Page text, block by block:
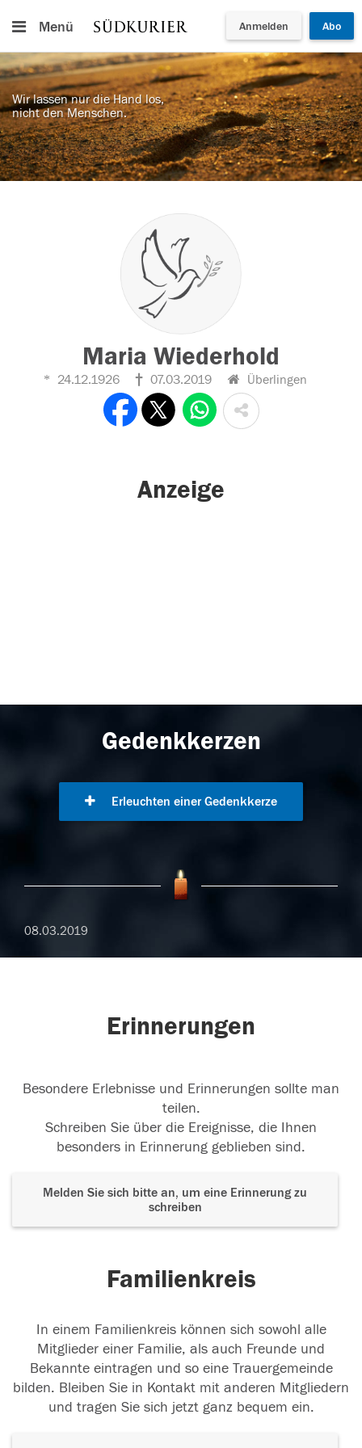
Menü Anmelden Abo
Wir lassen nur die Hand los,
nicht den Menschen.
Maria Wiederhold
24.12.1926 07.03.2019 Überlingen
Anzeige
Gedenkkerzen
Erleuchten einer Gedenkkerze
08.03.2019
Erinnerungen
Besondere Erlebnisse und Erinnerungen sollte man
teilen.
Schreiben Sie über die Ereignisse, die Ihnen
besonders in Erinnerung geblieben sind.
Melden Sie sich bitte an, um eine Erinnerung zu
schreiben
Familienkreis
In einem Familienkreis können sich sowohl alle
Mitglieder einer Familie, als auch Freunde und
Bekannte eintragen und so eine Trauergemeinde
bilden. Bleiben Sie in Kontakt mit anderen Mitgliedern
und tragen Sie sich jetzt ganz bequem ein.